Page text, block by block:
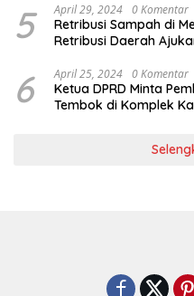
5 April 29, 2024 0 Komentar
Retribusi Sampah di
Retribusi Daerah
6 April 25, 2024 0 Komentar
Ketua DPRD Minta
Tembok di Komplek